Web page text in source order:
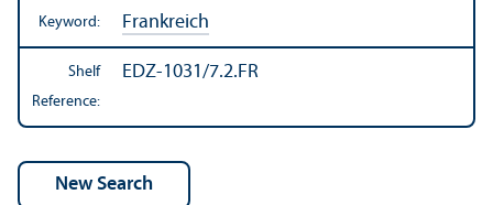
Keyword: Frankreich
Shelf
Reference:
EDZ-1031/7.2.FR